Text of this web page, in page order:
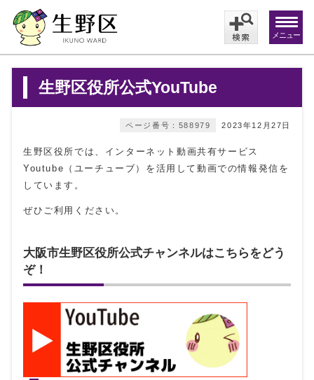
メニュー
生野区役所公式YouTube
2023年12月27日
ページ番号：588979
生野区役所では、インターネット動画共有サービス
Youtube（ユーチューブ）を活用して動画での情報発信を
しています。
ぜひご利用ください。
大阪市生野区役所公式チャンネルはこちらをどう
ぞ！